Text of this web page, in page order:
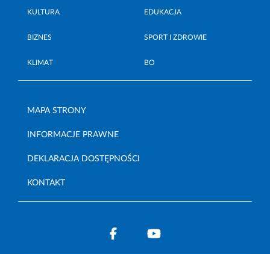
KULTURA EDUKACJA
BIZNES SPORT I ZDROWIE
KLIMAT BO
MAPA STRONY
INFORMACJE PRAWNE
DEKLARACJA DOSTĘPNOŚCI
KONTAKT